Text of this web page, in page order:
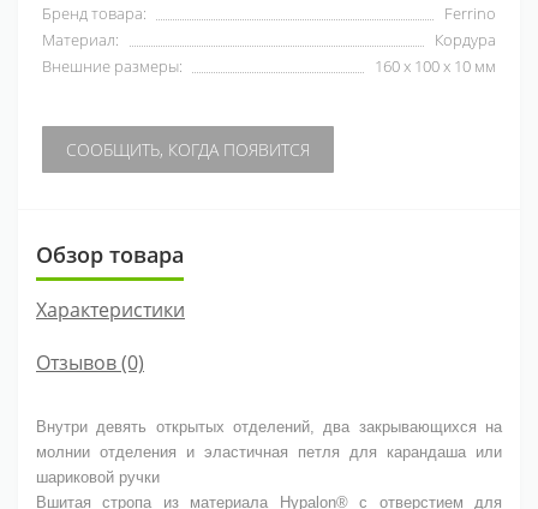
Бренд товара:
Ferrino
Материал:
Кордура
Внешние размеры:
160 х 100 х 10 мм
СООБЩИТЬ, КОГДА ПОЯВИТСЯ
Обзор товара
Характеристики
Отзывов (0)
Внутри девять открытых отделений, два закрывающихся на
молнии отделения и эластичная петля для карандаша или
шариковой ручки
Вшитая стропа из материала Hypalon® с отверстием для